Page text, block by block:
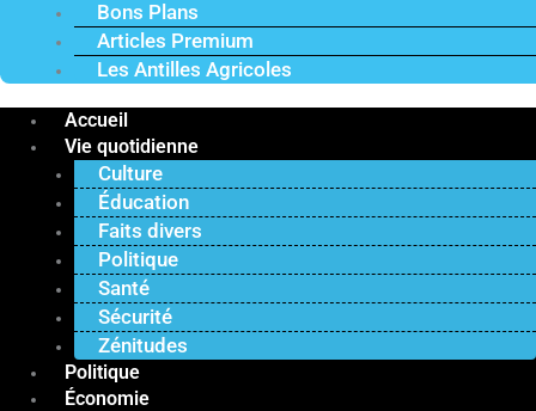
Bons Plans
Articles Premium
Les Antilles Agricoles
Accueil
Vie quotidienne
Culture
Éducation
Faits divers
Politique
Santé
Sécurité
Zénitudes
Politique
Économie